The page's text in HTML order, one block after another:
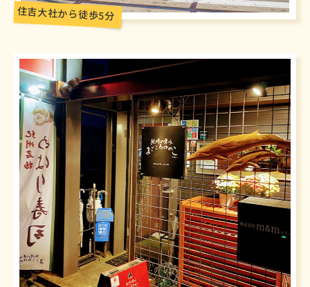
住吉大社から徒歩5分